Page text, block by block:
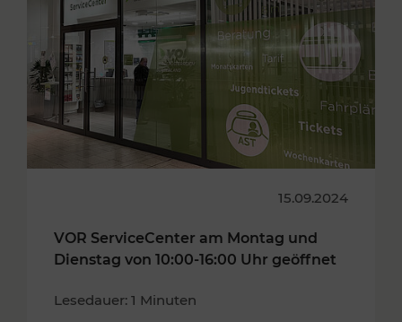
15.09.2024
VOR ServiceCenter am Montag und
Dienstag von 10:00-16:00 Uhr geöffnet
Lesedauer: 1 Minuten